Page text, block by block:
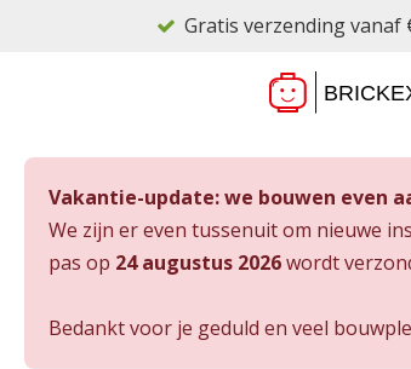
hoofdinhoud
Gratis verzending vanaf
Vakantie-update: we bouwen even
We zijn er even tussenuit om nieuwe
pas op 24 augustus 2026wordt
Bedankt voor je geduld en veel